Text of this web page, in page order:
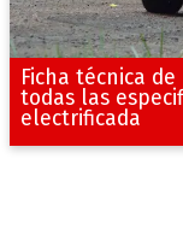
Ficha técnica
todas las
electrificada